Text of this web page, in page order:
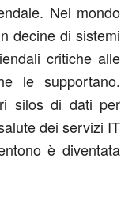
Nel mondo
decine di sistemi
critiche alle
le supportano.
silos di dati per
dei servizi IT
è diventata